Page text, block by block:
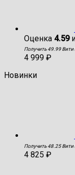
Оценка 4.59
Получить 49.99 Вити
4 999 ₽
Новинки
Получить 48.25 Вити
4 825 ₽